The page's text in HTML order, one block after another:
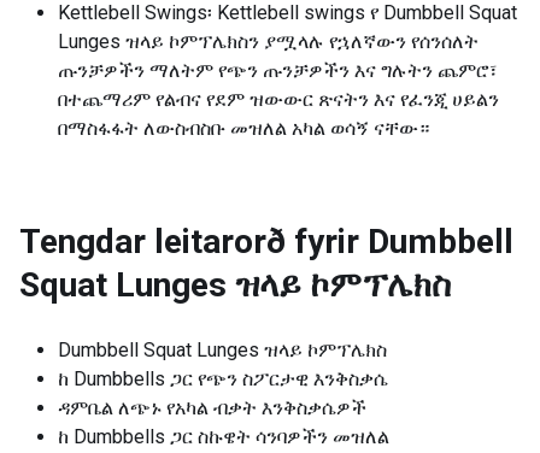
Kettlebell Swings፡ Kettlebell swings የ Dumbbell Squat
Lunges ዝላይ ኮምፕሌክስን ያሟላሉ የኋለኛውን የሰንሰለት
ጡንቻዎችን ማለትም የጭን ጡንቻዎችን እና ግሉትን ጨምሮ፣
በተጨማሪም የልብና የደም ዝውውር ጽናትን እና የፈንጂ ሀይልን
በማስፋፋት ለውስብስቡ መዝለል አካል ወሳኝ ናቸው።
Tengdar leitarorð fyrir Dumbbell
Squat Lunges ዝላይ ኮምፕሌክስ
Dumbbell Squat Lunges ዝላይ ኮምፕሌክስ
ከ Dumbbells ጋር የጭን ስፖርታዊ እንቅስቃሴ
ዳምቤል ለጭኑ የአካል ብቃት እንቅስቃሴዎች
ከ Dumbbells ጋር ስኩዌት ሳንባዎችን መዝለል